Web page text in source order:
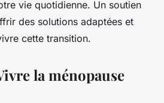
vie quotidienne. Un soutien
des solutions adaptées et
cette transition.
la ménopause